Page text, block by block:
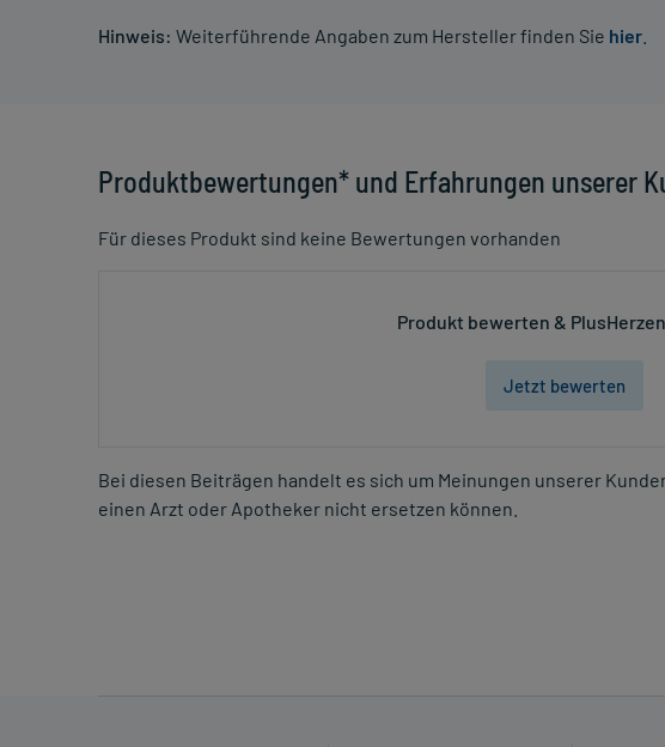
Hinweis: Weiterführende Angaben zum Hersteller finden Sie hier
Produktbewertungen* und Erfahrungen unserer
Für dieses Produkt sind keine Bewertungen vorhanden
Produkt bewerten &
Jetzt bewerten
Bei diesen Beiträgen handelt es sich um Meinungen unserer
einen Arzt oder Apotheker nicht ersetzen können.